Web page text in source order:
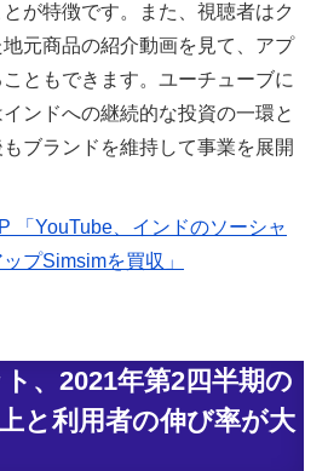
が特徴です。また、視聴者はク
元商品の紹介動画を見て、アプ
ともできます。ユーチューブに
ンドへの継続的な投資の一環と
ブランドを維持して事業を展開
「YouTube、インドのソーシャ
プSimsimを買収」
、2021年第2四半期の
と利用者の伸び率が大